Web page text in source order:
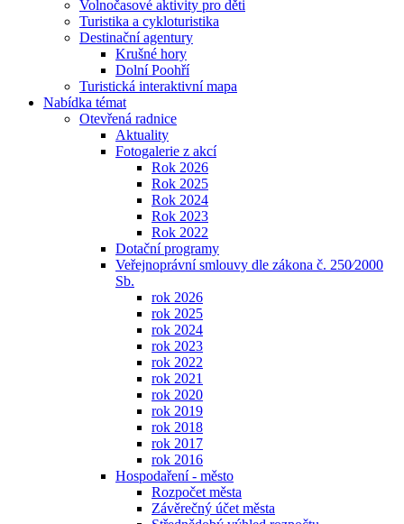
Volnočasové aktivity pro děti
Turistika a cykloturistika
Destinační agentury
Krušné hory
Dolní Poohří
Turistická interaktivní mapa
Nabídka témat
Otevřená radnice
Aktuality
Fotogalerie z akcí
Rok 2026
Rok 2025
Rok 2024
Rok 2023
Rok 2022
Dotační programy
Veřejnoprávní smlouvy dle zákona č. 250⁄2000
Sb.
rok 2026
rok 2025
rok 2024
rok 2023
rok 2022
rok 2021
rok 2020
rok 2019
rok 2018
rok 2017
rok 2016
Hospodaření - město
Rozpočet města
Závěrečný účet města